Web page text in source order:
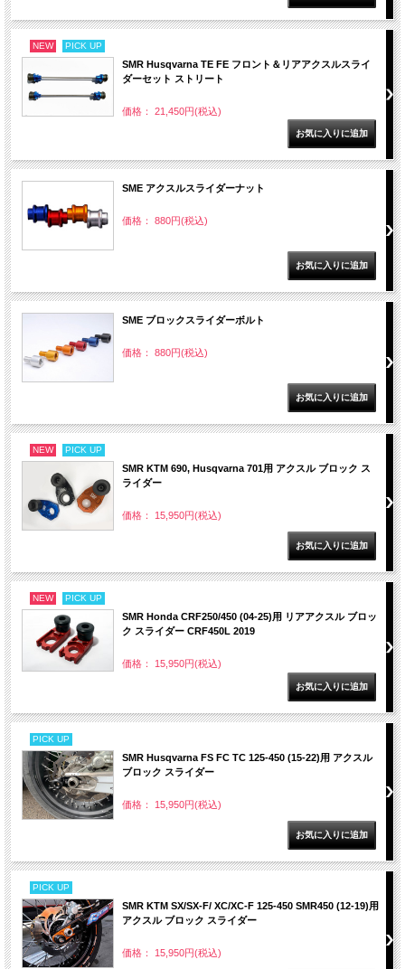
NEW PICK UP
SMR Husqvarna TE FE フロント＆リアアクスルスライ
ダーセット ストリート
価格： 21,450円(税込)
SME アクスルスライダーナット
価格： 880円(税込)
SME ブロックスライダーボルト
価格： 880円(税込)
NEW PICK UP
SMR KTM 690, Husqvarna 701用 アクスル ブロック ス
ライダー
価格： 15,950円(税込)
NEW PICK UP
SMR Honda CRF250/450 (04-25)用 リアアクスル ブロッ
ク スライダー CRF450L 2019
価格： 15,950円(税込)
PICK UP
SMR Husqvarna FS FC TC 125-450 (15-22)用 アクスル
ブロック スライダー
価格： 15,950円(税込)
PICK UP
SMR KTM SX/SX-F/ XC/XC-F 125-450 SMR450 (12-19)用
アクスル ブロック スライダー
価格： 15,950円(税込)